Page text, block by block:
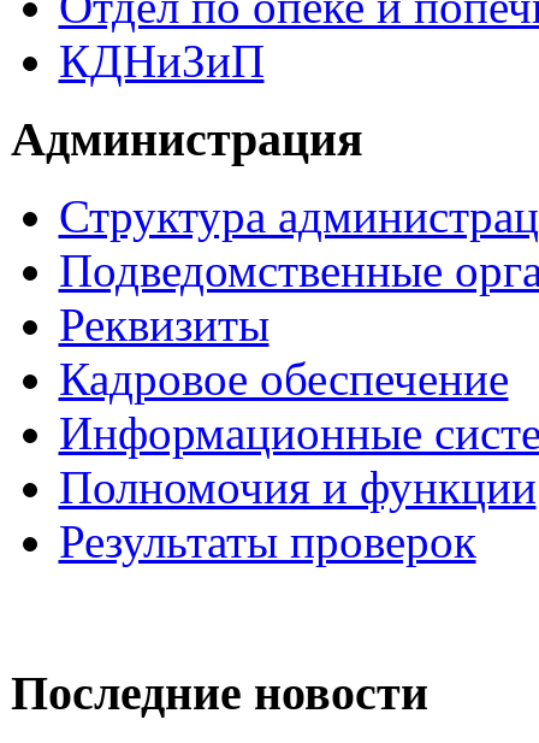
КДНиЗиП
Администрация
Структура
Подведомственные
Реквизиты
Кадровое обеспечение
Информационные
Полномочия и функции
Результаты проверок
Последние новости